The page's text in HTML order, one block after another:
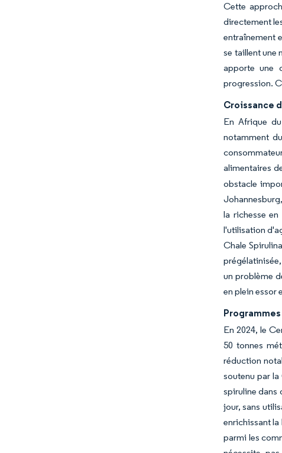
Cette
directement
entraînement
se taillent une
apporte une
progression.
Croissance
En Afrique
notamment
alimentaires
obstacle
la richesse
l'utilisation
Chale
un problème
en plein essor
En 2024, le
50 tonnes
réduction
soutenu par
spiruline dans
jour, sans
enrichissant
parmi les